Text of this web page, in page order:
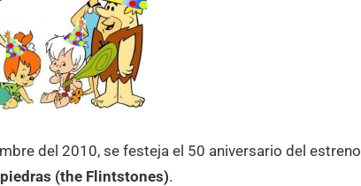
del 2010, se festeja el 50 aniversario del estreno
(the Flintstones).